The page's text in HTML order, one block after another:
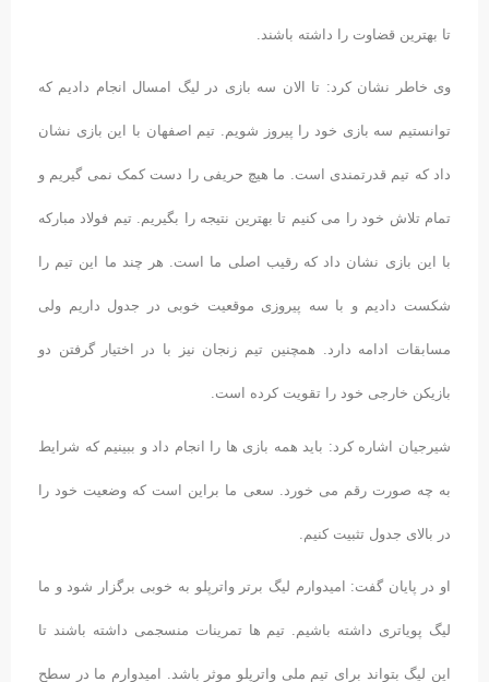
تا بهترین قضاوت را داشته باشند.
وی خاطر نشان کرد: تا الان سه بازی در لیگ امسال انجام دادیم که
توانستیم سه بازی خود را پیروز شویم. تیم اصفهان با این بازی نشان
داد که تیم قدرتمندی است. ما هیچ حریفی را دست کمک نمی گیریم و
تمام تلاش خود را می کنیم تا بهترین نتیجه را بگیریم. تیم فولاد مبارکه
با این بازی نشان داد که رقیب اصلی ما است. هر چند ما این تیم را
شکست دادیم و با سه پیروزی موقعیت خوبی در جدول داریم ولی
مسابقات ادامه دارد. همچنین تیم زنجان نیز با در اختیار گرفتن دو
بازیکن خارجی خود را تقویت کرده است.
شیرجیان اشاره کرد: باید همه بازی ها را انجام داد و ببینیم که شرایط
به چه صورت رقم می خورد. سعی ما براین است که وضعیت خود را
در بالای جدول تثبیت کنیم.
او در پایان گفت: امیدوارم لیگ برتر واترپلو به خوبی برگزار شود و ما
لیگ پویاتری داشته باشیم. تیم ها تمرینات منسجمی داشته باشند تا
این لیگ بتواند برای تیم ملی واترپلو موثر باشد. امیدوارم ما در سطح